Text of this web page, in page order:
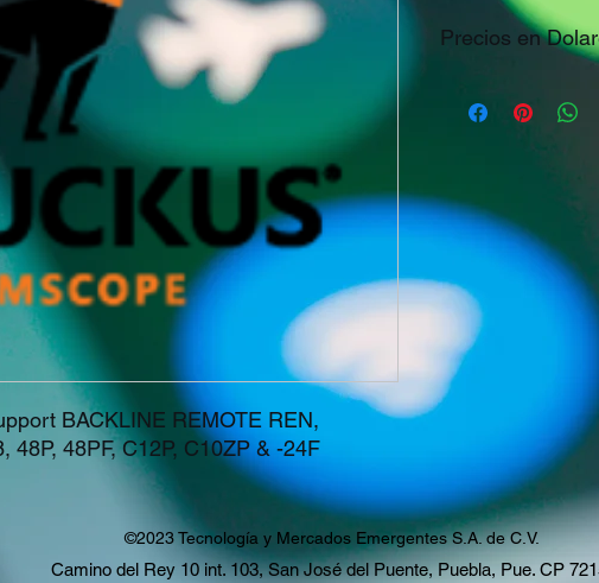
BACKLINE REMOTE REN,
48P, 48PF, C12P, C10ZP & -24F
Precios en
©2023 Tecnología y Mercados Emergentes S.A. de C.V.
Camino del Rey 10 int. 103, San José del Puente, Puebla, Pue. CP